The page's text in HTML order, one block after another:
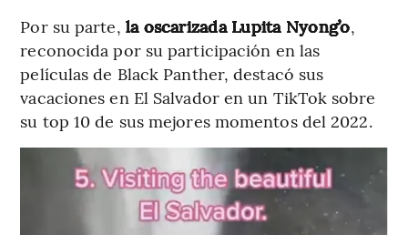
Por su parte, la oscarizada Lupita Nyong’o,
reconocida por su participación en las
películas de Black Panther, destacó sus
vacaciones en El Salvador en un TikTok sobre
su top 10 de sus mejores momentos del 2022.